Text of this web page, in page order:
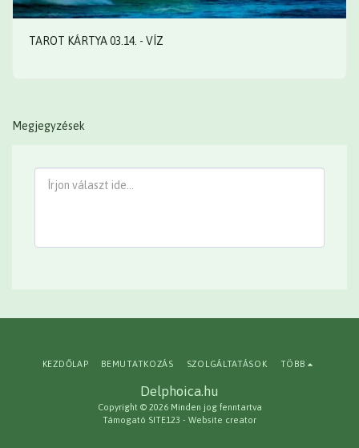
TAROT KÁRTYA 03.14. - VÍZ
Megjegyzések
Delphoica.hu
Copyright © 2026 Minden jog fenntartva
Támogató SITE123 - Website creator
KEZDŐLAP BEMUTATKOZÁS SZOLGÁLTATÁSOK TÖBB